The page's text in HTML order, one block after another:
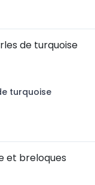
turquoise